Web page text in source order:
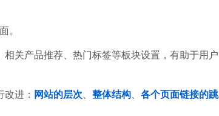
。
关产品推荐、热门标签等板块设置，有助于用户
改进： 网站的层次 整体结构
各个页面链接的跳